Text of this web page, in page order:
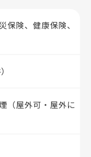
保険、健康保険、
（屋外可・屋外に